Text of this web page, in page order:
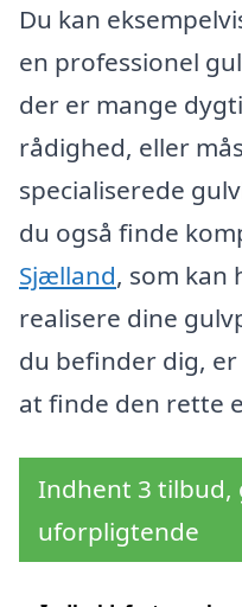
Du kan
en professionel
der er mange
rådighed, eller
specialiserede
du også finde
Sjælland, som kan
realisere dine
du befinder dig,
at finde den rette
Indhent 3 tilbud,
uforpligtende